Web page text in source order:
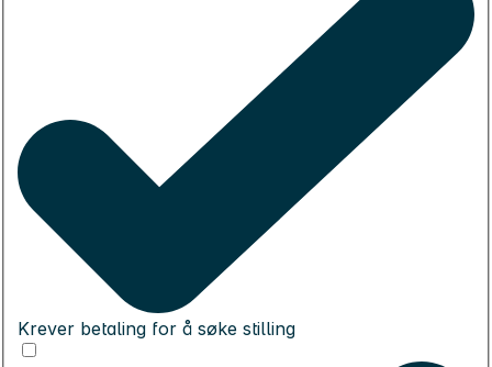
Krever betaling for å søke stilling